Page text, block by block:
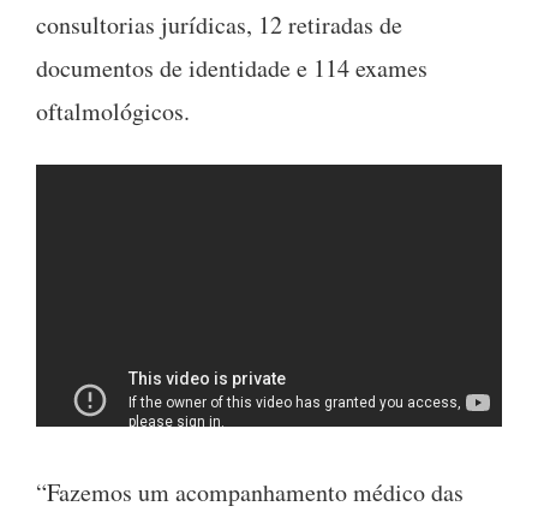
consultorias jurídicas, 12 retiradas de
documentos de identidade e 114 exames
oftalmológicos.
“Fazemos um acompanhamento médico das